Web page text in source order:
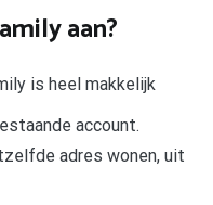
aan?
is heel makkelijk
account.
adres wonen, uit